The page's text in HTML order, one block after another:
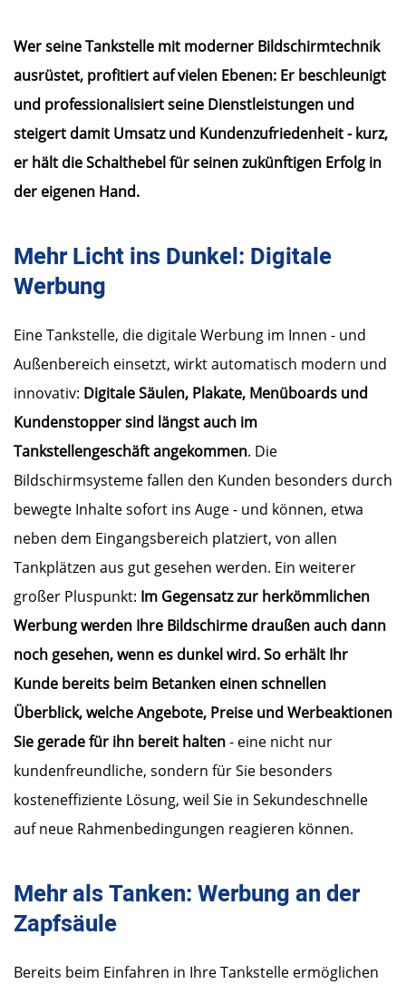
Wer seine Tankstelle mit moderner Bildschirmtechnik
ausrüstet, profitiert auf vielen Ebenen: Er beschleunigt
und professionalisiert seine Dienstleistungen und
steigert damit Umsatz und Kundenzufriedenheit - kurz,
er hält die Schalthebel für seinen zukünftigen Erfolg in
der eigenen Hand.
Mehr Licht ins Dunkel: Digitale
Werbung
Eine Tankstelle, die digitale Werbung im Innen - und
Außenbereich einsetzt, wirkt automatisch modern und
innovativ: Digitale Säulen, Plakate, Menüboards und
Kundenstopper sind längst auch im
Tankstellengeschäft angekommen. Die
Bildschirmsysteme fallen den Kunden besonders durch
bewegte Inhalte sofort ins Auge - und können, etwa
neben dem Eingangsbereich platziert, von allen
Tankplätzen aus gut gesehen werden. Ein weiterer
großer Pluspunkt: Im Gegensatz zur herkömmlichen
Werbung werden Ihre Bildschirme draußen auch dann
noch gesehen, wenn es dunkel wird. So erhält Ihr
Kunde bereits beim Betanken einen schnellen
Überblick, welche Angebote, Preise und Werbeaktionen
Sie gerade für ihn bereit halten- eine nicht nur
kundenfreundliche, sondern für Sie besonders
kosteneffiziente Lösung, weil Sie in Sekundeschnelle
auf neue Rahmenbedingungen reagieren können.
Mehr als Tanken: Werbung an der
Zapfsäule
Bereits beim Einfahren in Ihre Tankstelle ermöglichen